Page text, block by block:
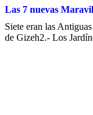
Las 7 nuevas
Siete eran las
de Gizeh2.- Los